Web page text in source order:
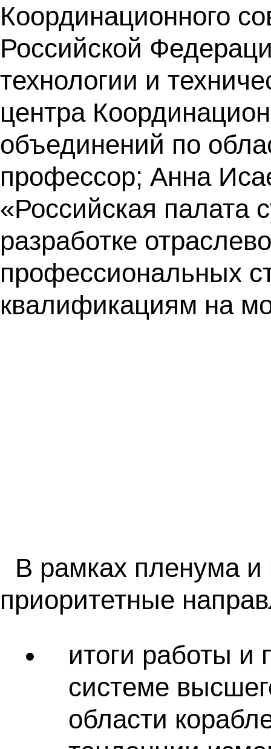
Координационного
Российской
технологии и
центра
объединений по
профессор; Анна
«Российская палата
разработке
профессиональных
квалификациям на
В рамках пленума
приоритетные
итоги работы
системе
области